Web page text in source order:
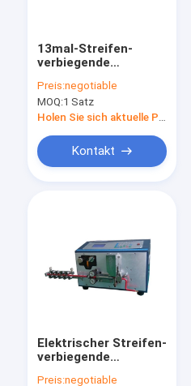
13mal-Streifen-
verbiegende
Haltbarkeits-Draht-
verbiegende
Maschine
Preis:negotiable
MOQ:1 Satz
Kontakt
Elektrischer Streifen-
verbiegende
Preis:negotiable